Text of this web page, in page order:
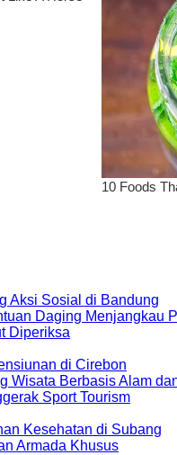
Aksi Sosial di Bandung
Daging Menjangkau
Diperiksa
di Cirebon
Wisata Berbasis Alam
Sport Tourism
Kesehatan di Subang
Armada Khusus